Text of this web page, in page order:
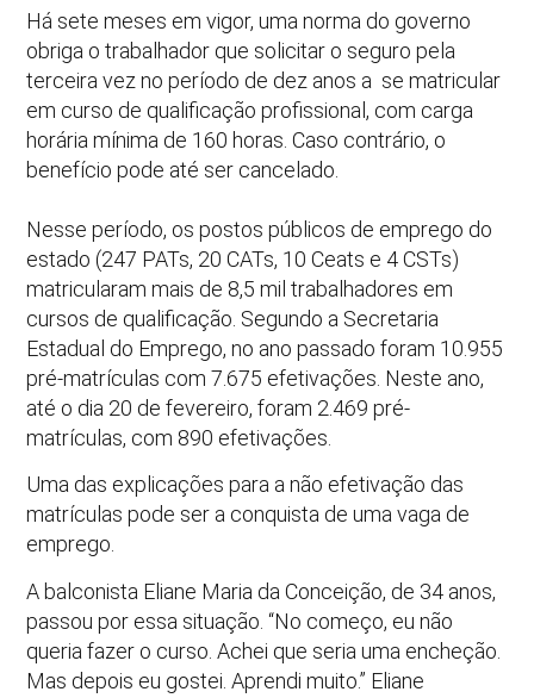
Há sete meses em vigor, uma norma do governo
obriga o trabalhador que solicitar o seguro pela
terceira vez no período de dez anos a se matricular
em curso de qualificação profissional, com carga
horária mínima de 160 horas. Caso contrário, o
benefício pode até ser cancelado.
Nesse período, os postos públicos de emprego do
estado (247 PATs, 20 CATs, 10 Ceats e 4 CSTs)
matricularam mais de 8,5 mil trabalhadores em
cursos de qualificação. Segundo a Secretaria
Estadual do Emprego, no ano passado foram 10.955
pré-matrículas com 7.675 efetivações. Neste ano,
até o dia 20 de fevereiro, foram 2.469 pré-
matrículas, com 890 efetivações.
Uma das explicações para a não efetivação das
matrículas pode ser a conquista de uma vaga de
emprego.
A balconista Eliane Maria da Conceição, de 34 anos,
passou por essa situação. “No começo, eu não
queria fazer o curso. Achei que seria uma encheção.
Mas depois eu gostei. Aprendi muito.” Eliane